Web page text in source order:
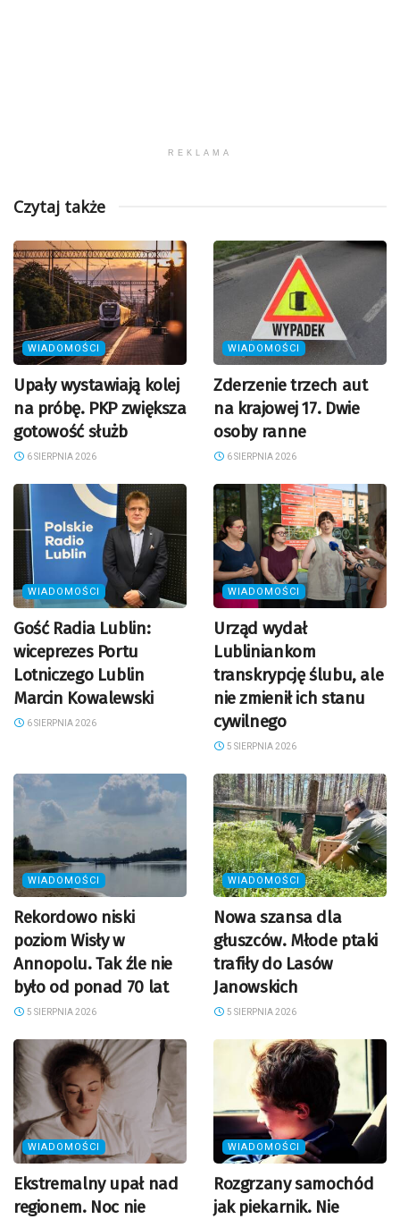
REKLAMA
Czytaj także
WIADOMOŚCI
Upały wystawiają kolej
na próbę. PKP zwiększa
gotowość służb
6 SIERPNIA 2026
WIADOMOŚCI
Zderzenie trzech aut
na krajowej 17. Dwie
osoby ranne
6 SIERPNIA 2026
WIADOMOŚCI
Gość Radia Lublin:
wiceprezes Portu
Lotniczego Lublin
Marcin Kowalewski
6 SIERPNIA 2026
WIADOMOŚCI
Urząd wydał
Lubliniankom
transkrypcję ślubu, ale
nie zmienił ich stanu
cywilnego
5 SIERPNIA 2026
WIADOMOŚCI
Rekordowo niski
poziom Wisły w
Annopolu. Tak źle nie
było od ponad 70 lat
5 SIERPNIA 2026
WIADOMOŚCI
Nowa szansa dla
głuszców. Młode ptaki
trafiły do Lasów
Janowskich
5 SIERPNIA 2026
WIADOMOŚCI
Ekstremalny upał nad
regionem. Noc nie
WIADOMOŚCI
Rozgrzany samochód
jak piekarnik. Nie